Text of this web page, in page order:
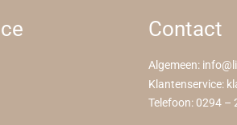
Contact
Algemeen:
Klantenservice:
Telefoon: 0294 –